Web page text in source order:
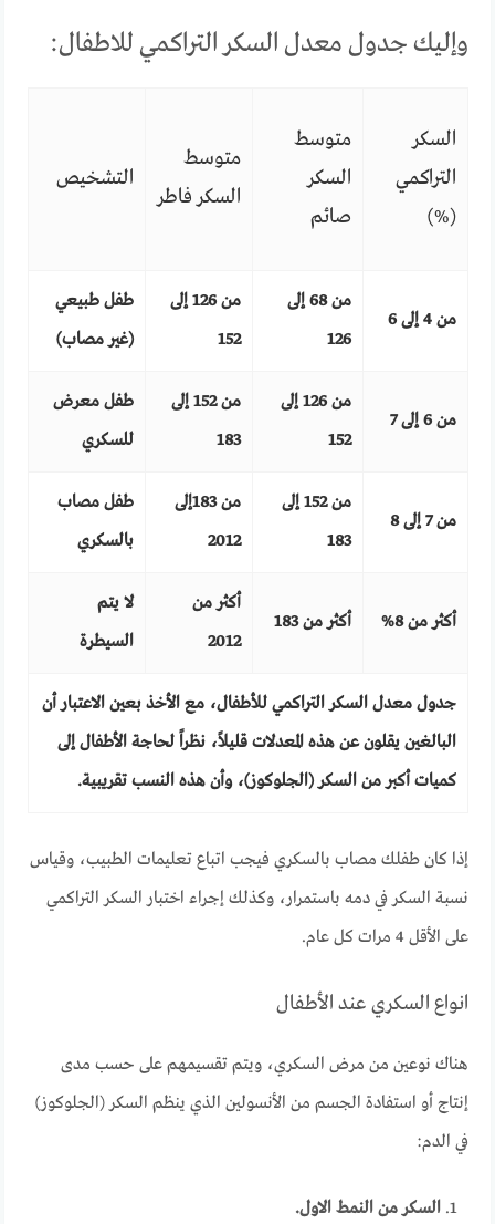
وإليك جدول معدل السكر التراكمي للاطفال:
السكر
التراكمي
(%)
متوسط
السكر
صائم
متوسط
السكر فاطر
التشخيص
من 4 إلى 6
من 68 إلى
126
من 126 إلى
152
طفل طبيعي
(غير مصاب)
من 6 إلى 7
من 126 إلى
152
من 152 إلى
183
طفل معرض
للسكري
من 7 إلى 8
من 152 إلى
183
من 183إلى
2012
طفل مصاب
بالسكري
أكثر من 8% أكثر من 183
أكثر من
2012
لا يتم
السيطرة
جدول معدل السكر التراكمي للأطفال، مع الأخذ بعين الاعتبار أن
البالغين يقلون عن هذه المعدلات قليلاً، نظراً لحاجة الأطفال إلى
كميات أكبر من السكر (الجلوكوز)، وأن هذه النسب تقريبية.
إذا كان طفلك مصاب بالسكري فيجب اتباع تعليمات الطبيب، وقياس
نسبة السكر في دمه باستمرار، وكذلك إجراء اختبار السكر التراكمي
على الأقل 4 مرات كل عام.
انواع السكري عند الأطفال
هناك نوعين من مرض السكري، ويتم تقسيمهم على حسب مدى
إنتاج أو استفادة الجسم من الأنسولين الذي ينظم السكر (الجلوكوز)
في الدم:
السكر من النمط الاول.